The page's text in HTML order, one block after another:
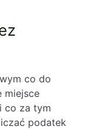
co do
miejsce
co za tym
podatek